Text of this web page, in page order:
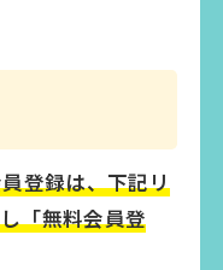
登録は、下記リ
「無料会員登